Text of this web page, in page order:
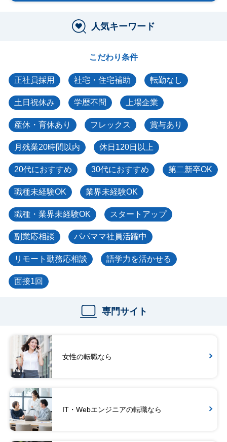
人気キーワード
こだわり条件
正社員採用 社宅・住宅補助 転勤なし
土日祝休み 学歴不問 上場企業
産休・育休あり フレックス 賞与あり
月残業20時間以内 休日120日以上
20代におすすめ 30代におすすめ 第二新卒OK
職種未経験OK 業界未経験OK
職種・業界未経験OK スタートアップ
副業応相談 パパママ社員活躍中
リモート勤務応相談 語学力を活かせる
面接1回
専門サイト
女性の転職なら
IT・Webエンジニアの転職なら